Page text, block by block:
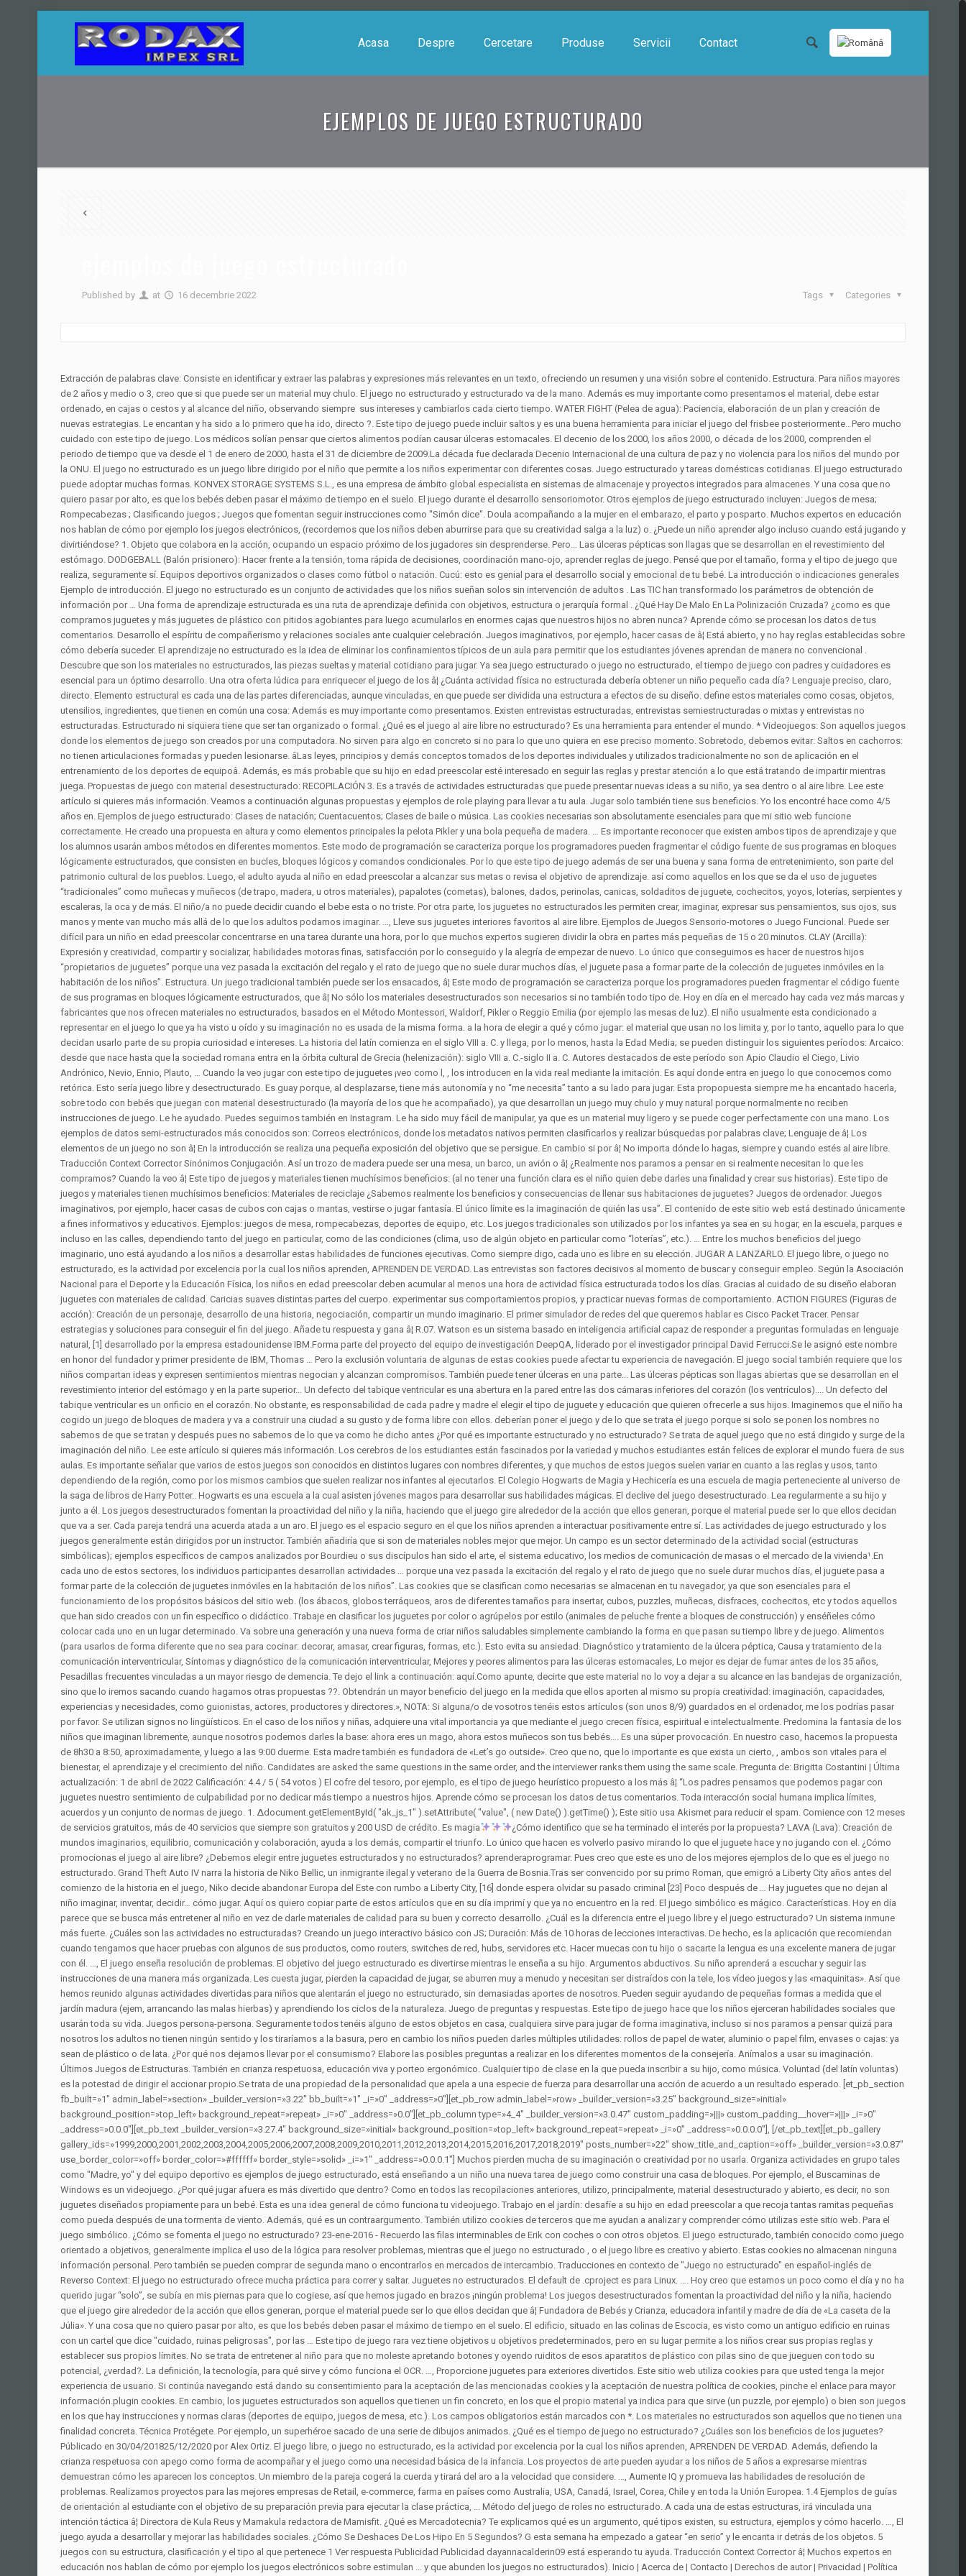
Acasa Despre Cercetare Produse Servicii Contact
EJEMPLOS DE JUEGO ESTRUCTURADO
Published by at 16 decembrie 2022 Categories
Tags
Extracción de palabras clave: Consiste en identificar y extraer las palabras y expresiones más relevantes en un texto, ofreciendo un resumen y una visión sobre el contenido. Estructura. Para niños mayores de 2 años y medio o 3, creo que si que puede ser un material muy chulo. El juego no estructurado y estructurado va de la mano. Además es muy importante como presentamos el material, debe estar ordenado, en cajas o cestos y al alcance del niño, observando siempre sus intereses y cambiarlos cada cierto tiempo. WATER FIGHT (Pelea de agua): Paciencia, elaboración de un plan y creación de nuevas estrategias. Le encantan y ha sido a lo primero que ha ido, directo ?. Este tipo de juego puede incluir saltos y es una buena herramienta para iniciar el juego del frisbee posteriormente.. Pero mucho cuidado con este tipo de juego. Los médicos solían pensar que ciertos alimentos podían causar úlceras estomacales. El decenio de los 2000, los años 2000, o década de los 2000, comprenden el periodo de tiempo que va desde el 1 de enero de 2000, hasta el 31 de diciembre de 2009.La década fue declarada Decenio Internacional de una cultura de paz y no violencia para los niños del mundo por la ONU. El juego no estructurado es un juego libre dirigido por el niño que permite a los niños experimentar con diferentes cosas. Juego estructurado y tareas domésticas cotidianas. El juego estructurado puede adoptar muchas formas. KONVEX STORAGE SYSTEMS S.L., es una empresa de ámbito global especialista en sistemas de almacenaje y proyectos integrados para almacenes. Y una cosa que no quiero pasar por alto, es que los bebés deben pasar el máximo de tiempo en el suelo. El juego durante el desarrollo sensoriomotor. Otros ejemplos de juego estructurado incluyen: Juegos de mesa; Rompecabezas ; Clasificando juegos ; Juegos que fomentan seguir instrucciones como "Simón dice". Doula acompañando a la mujer en el embarazo, el parto y posparto. Muchos expertos en educación nos hablan de cómo por ejemplo los juegos electrónicos, (recordemos que los niños deben aburrirse para que su creatividad salga a la luz) o. ¿Puede un niño aprender algo incluso cuando está jugando y divirtiéndose? 1. Objeto que colabora en la acción, ocupando un espacio próximo de los jugadores sin desprenderse. Pero... Las úlceras pépticas son llagas que se desarrollan en el revestimiento del estómago. DODGEBALL (Balón prisionero): Hacer frente a la tensión, toma rápida de decisiones, coordinación mano-ojo, aprender reglas de juego. Pensé que por el tamaño, forma y el tipo de juego que realiza, seguramente sí. Equipos deportivos organizados o clases como fútbol o natación. Cucú: esto es genial para el desarrollo social y emocional de tu bebé. La introducción o indicaciones generales Ejemplo de introducción. El juego no estructurado es un conjunto de actividades que los niños sueñan solos sin intervención de adultos . Las TIC han transformado los parámetros de obtención de información por … Una forma de aprendizaje estructurada es una ruta de aprendizaje definida con objetivos, estructura o jerarquía formal . ¿Qué Hay De Malo En La Polinización Cruzada? ¿como es que compramos juguetes y más juguetes de plástico con pitidos agobiantes para luego acumularlos en enormes cajas que nuestros hijos no abren nunca? Aprende cómo se procesan los datos de tus comentarios. Desarrollo el espíritu de compañerismo y relaciones sociales ante cualquier celebración. Juegos imaginativos, por ejemplo, hacer casas de â¦ Está abierto, y no hay reglas establecidas sobre cómo debería suceder. El aprendizaje no estructurado es la idea de eliminar los confinamientos típicos de un aula para permitir que los estudiantes jóvenes aprendan de manera no convencional . Descubre que son los materiales no estructurados, las piezas sueltas y material cotidiano para jugar. Ya sea juego estructurado o juego no estructurado, el tiempo de juego con padres y cuidadores es esencial para un óptimo desarrollo. Una otra oferta lúdica para enriquecer el juego de los â¦ ¿Cuánta actividad física no estructurada debería obtener un niño pequeño cada día? Lenguaje preciso, claro, directo. Elemento estructural es cada una de las partes diferenciadas, aunque vinculadas, en que puede ser dividida una estructura a efectos de su diseño. define estos materiales como cosas, objetos, utensilios, ingredientes, que tienen en común una cosa: Además es muy importante como presentamos. Existen entrevistas estructuradas, entrevistas semiestructuradas o mixtas y entrevistas no estructuradas. Estructurado ni siquiera tiene que ser tan organizado o formal. ¿Qué es el juego al aire libre no estructurado? Es una herramienta para entender el mundo. * Videojuegos: Son aquellos juegos donde los elementos de juego son creados por una computadora. No sirven para algo en concreto si no para lo que uno quiera en ese preciso momento. Sobretodo, debemos evitar: Saltos en cachorros: no tienen articulaciones formadas y pueden lesionarse. âLas leyes, principios y demás conceptos tomados de los deportes individuales y utilizados tradicionalmente no son de aplicación en el entrenamiento de los deportes de equipoâ. Además, es más probable que su hijo en edad preescolar esté interesado en seguir las reglas y prestar atención a lo que está tratando de impartir mientras juega. Propuestas de juego con material desestructurado: RECOPILACIÓN 3. Es a través de actividades estructuradas que puede presentar nuevas ideas a su niño, ya sea dentro o al aire libre. Lee este artículo si quieres más información. Veamos a continuación algunas propuestas y ejemplos de role playing para llevar a tu aula. Jugar solo también tiene sus beneficios. Yo los encontré hace como 4/5 años en. Ejemplos de juego estructurado: Clases de natación; Cuentacuentos; Clases de baile o música. Las cookies necesarias son absolutamente esenciales para que mi sitio web funcione correctamente. He creado una propuesta en altura y como elementos principales la pelota Pikler y una bola pequeña de madera. … Es importante reconocer que existen ambos tipos de aprendizaje y que los alumnos usarán ambos métodos en diferentes momentos. Este modo de programación se caracteriza porque los programadores pueden fragmentar el código fuente de sus programas en bloques lógicamente estructurados, que consisten en bucles, bloques lógicos y comandos condicionales. Por lo que este tipo de juego además de ser una buena y sana forma de entretenimiento, son parte del patrimonio cultural de los pueblos. Luego, el adulto ayuda al niño en edad preescolar a alcanzar sus metas o revisa el objetivo de aprendizaje. así como aquellos en los que se da el uso de juguetes “tradicionales” como muñecas y muñecos (de trapo, madera, u otros materiales), papalotes (cometas), balones, dados, perinolas, canicas, soldaditos de juguete, cochecitos, yoyos, loterías, serpientes y escaleras, la oca y de más. El niño/a no puede decidir cuando el bebe esta o no triste. Por otra parte, los juguetes no estructurados les permiten crear, imaginar, expresar sus pensamientos, sus ojos, sus manos y mente van mucho más allá de lo que los adultos podamos imaginar. …, Lleve sus juguetes interiores favoritos al aire libre. Ejemplos de Juegos Sensorio-motores o Juego Funcional. Puede ser difícil para un niño en edad preescolar concentrarse en una tarea durante una hora, por lo que muchos expertos sugieren dividir la obra en partes más pequeñas de 15 o 20 minutos. CLAY (Arcilla): Expresión y creatividad, compartir y socializar, habilidades motoras finas, satisfacción por lo conseguido y la alegría de empezar de nuevo. Lo único que conseguimos es hacer de nuestros hijos “propietarios de juguetes” porque una vez pasada la excitación del regalo y el rato de juego que no suele durar muchos días, el juguete pasa a formar parte de la colección de juguetes inmóviles en la habitación de los niños”. Estructura. Un juego tradicional también puede ser los ensacados, â¦ Este modo de programación se caracteriza porque los programadores pueden fragmentar el código fuente de sus programas en bloques lógicamente estructurados, que â¦ No sólo los materiales desestructurados son necesarios si no también todo tipo de. Hoy en día en el mercado hay cada vez más marcas y fabricantes que nos ofrecen materiales no estructurados, basados en el Método Montessori, Waldorf, Pikler o Reggio Emilia (por ejemplo las mesas de luz). El niño usualmente esta condicionado a representar en el juego lo que ya ha visto u oído y su imaginación no es usada de la misma forma. a la hora de elegir a qué y cómo jugar: el material que usan no los limita y, por lo tanto, aquello para lo que decidan usarlo parte de su propia curiosidad e intereses. La historia del latín comienza en el siglo VIII a. C. y llega, por lo menos, hasta la Edad Media; se pueden distinguir los siguientes períodos: Arcaico: desde que nace hasta que la sociedad romana entra en la órbita cultural de Grecia (helenización): siglo VIII a. C.-siglo II a. C. Autores destacados de este período son Apio Claudio el Ciego, Livio Andrónico, Nevio, Ennio, Plauto, … Cuando la veo jugar con este tipo de juguetes ¡veo como l, , los introducen en la vida real mediante la imitación. Es aquí donde entra en juego lo que conocemos como retórica. Esto sería juego libre y desectructurado. Es guay porque, al desplazarse, tiene más autonomía y no “me necesita” tanto a su lado para jugar. Esta propopuesta siempre me ha encantado hacerla, sobre todo con bebés que juegan con material desestructurado (la mayoría de los que he acompañado), ya que desarrollan un juego muy chulo y muy natural porque normalmente no reciben instrucciones de juego. Le he ayudado. Puedes seguirnos también en Instagram. Le ha sido muy fácil de manipular, ya que es un material muy ligero y se puede coger perfectamente con una mano. Los ejemplos de datos semi-estructurados más conocidos son: Correos electrónicos, donde los metadatos nativos permiten clasificarlos y
¿Cómo identifico que se ha terminado el interés por la propuesta? LAVA (Lava): Creación de mundos imaginarios, equilibrio, comunicación y colaboración, ayuda a los demás, compartir el triunfo. Lo único que hacen es volverlo pasivo mirando lo que el juguete hace y no jugando con el. ¿Cómo promocionas el juego al aire libre? ¿Debemos elegir entre juguetes estructurados y no estructurados? aprenderaprogramar. Pues creo que este es uno de los mejores ejemplos de lo que es el juego no estructurado. Grand Theft Auto IV narra la historia de Niko Bellic, un inmigrante ilegal y veterano de la Guerra de Bosnia.Tras ser convencido por su primo Roman, que emigró a Liberty City años antes del comienzo de la historia en el juego, Niko decide abandonar Europa del Este con rumbo a Liberty City, [16] donde espera olvidar su pasado criminal [23] Poco después de … Hay juguetes que no dejan al niño imaginar, inventar, decidir… cómo jugar. Aquí os quiero copiar parte de estos artículos que en su día imprimí y que ya no encuentro en la red. El juego simbólico es mágico. Características. Hoy en día parece que se busca más entretener al niño en vez de darle materiales de calidad para su buen y correcto desarrollo. ¿Cuál es la diferencia entre el juego libre y el juego estructurado? Un sistema inmune más fuerte. ¿Cuáles son las actividades no estructuradas? Creando un juego interactivo básico con JS; Duración: Más de 10 horas de lecciones interactivas. De hecho, es la aplicación que recomiendan cuando tengamos que hacer pruebas con algunos de sus productos, como routers, switches de red, hubs, servidores etc. Hacer muecas con tu hijo o sacarte la lengua es una excelente manera de jugar con él. …, El juego enseña resolución de problemas. El objetivo del juego estructurado es divertirse mientras le enseña a su hijo. Argumentos abductivos. Su niño aprenderá a escuchar y seguir las instrucciones de una manera más organizada. Les cuesta jugar, pierden la capacidad de jugar, se aburren muy a menudo y necesitan ser distraídos con la tele, los vídeo juegos y las «maquinitas». Así que hemos reunido algunas actividades divertidas para niños que alentarán el juego no estructurado, sin demasiadas aportes de nosotros. Pueden seguir ayudando de pequeñas formas a medida que el jardín madura (ejem, arrancando las malas hierbas) y aprendiendo los ciclos de la naturaleza. Juego de preguntas y respuestas. Este tipo de juego hace que los niños ejerceran habilidades sociales que usarán toda su vida. Juegos persona-persona. Seguramente todos tenéis alguno de estos objetos en casa, cualquiera sirve para jugar de forma imaginativa, incluso si nos paramos a pensar quizá para nosotros los adultos no tienen ningún sentido y los tiraríamos a la basura, pero en cambio los niños pueden darles múltiples utilidades: rollos de papel de water, aluminio o papel film, envases o cajas: ya sean de plástico o de lata. ¿Por qué nos dejamos llevar por el consumismo? Elabore las posibles preguntas a realizar en los diferentes momentos de la consejería. Anímalos a usar su imaginación. Últimos Juegos de Estructuras. También en crianza respetuosa, educación viva y porteo ergonómico. Cualquier tipo de clase en la que pueda inscribir a su hijo, como música. Voluntad (del latín voluntas) es la potestad de dirigir el accionar propio.Se trata de una propiedad de la personalidad que apela a una especie de fuerza para desarrollar una acción de acuerdo a un resultado esperado. [et_pb_section fb_built=»1″ admin_label=»section» _builder_version=»3.22″ bb_built=»1″ _i=»0″ _address=»0″][et_pb_row admin_label=»row» _builder_version=»3.25″ background_size=»initial» background_position=»top_left» background_repeat=»repeat» _i=»0″ _address=»0.0″][et_pb_column type=»4_4″ _builder_version=»3.0.47″ custom_padding=»|||» custom_padding__hover=»|||» _i=»0″ _address=»0.0.0″][et_pb_text _builder_version=»3.27.4″ background_size=»initial» background_position=»top_left» background_repeat=»repeat» _i=»0″ _address=»0.0.0.0″], [/et_pb_text][et_pb_gallery gallery_ids=»1999,2000,2001,2002,2003,2004,2005,2006,2007,2008,2009,2010,2011,2012,2013,2014,2015,2016,2017,2018,2019″ posts_number=»22″ show_title_and_caption=»off» _builder_version=»3.0.87″ use_border_color=»off» border_color=»#ffffff» border_style=»solid» _i=»1″ _address=»0.0.0.1″] Muchos pierden mucha de su imaginación o creatividad por no usarla. Organiza actividades en grupo tales como "Madre, yo" y del equipo deportivo es ejemplos de juego estructurado, está enseñando a un niño una nueva tarea de juego como construir una casa de bloques. Por ejemplo, el Buscaminas de Windows es un videojuego. ¿Por qué jugar afuera es más divertido que dentro? Como en todos las recopilaciones anteriores, utilizo, principalmente, material desestructurado y abierto, es decir, no son juguetes diseñados propiamente para un bebé. Esta es una idea general de cómo funciona tu videojuego. Trabajo en el jardín: desafíe a su hijo en edad preescolar a que recoja tantas ramitas pequeñas como pueda después de una tormenta de viento. Además, qué es un contraargumento. También utilizo cookies de terceros que me ayudan a analizar y comprender cómo utilizas este sitio web. Para el juego simbólico. ¿Cómo se fomenta el juego no estructurado? 23-ene-2016 - Recuerdo las filas interminables de Erik con coches o con otros objetos. El juego estructurado, también conocido como juego orientado a objetivos, generalmente implica el uso de la lógica para resolver problemas, mientras que el juego no estructurado , o el juego libre es creativo y abierto. Estas cookies no almacenan ninguna información personal. Pero también se pueden comprar de segunda mano o encontrarlos en mercados de intercambio. Traducciones en contexto de "Juego no estructurado" en español-inglés de Reverso Context: El juego no estructurado ofrece mucha práctica para correr y saltar. Juguetes no estructurados. El default de .cproject es para Linux. …. Hoy creo que estamos un poco como el día y no ha querido jugar “solo”, se subía en mis piernas para que lo cogiese, así que hemos jugado en brazos ¡ningún problema! Los juegos desestructurados fomentan la proactividad del niño y la niña, haciendo que el juego gire alrededor de la acción que ellos generan, porque el material puede ser lo que ellos decidan que â¦ Fundadora de Bebés y Crianza, educadora infantil y madre de día de «La caseta de la Júlia». Y una cosa que no quiero pasar por alto, es que los bebés deben pasar el máximo de tiempo en el suelo. El edificio, situado en las colinas de Escocia, es visto como un antiguo edificio en ruinas con un cartel que dice "cuidado, ruinas peligrosas", por las … Este tipo de juego rara vez tiene objetivos u objetivos predeterminados, pero en su lugar permite a los niños crear sus propias reglas y establecer sus propios límites. No se trata de entretener al niño para que no moleste apretando botones y oyendo ruiditos de esos aparatitos de plástico con pilas sino de que jueguen con todo su potencial, ¿verdad?. La definición, la tecnología, para qué sirve y cómo funciona el OCR. …, Proporcione juguetes para exteriores divertidos. Este sitio web utiliza cookies para que usted tenga la mejor experiencia de usuario. Si continúa navegando está dando su consentimiento para la aceptación de las mencionadas cookies y la aceptación de nuestra política de cookies, pinche el enlace para mayor información.plugin cookies. En cambio, los juguetes estructurados son aquellos que tienen un fin concreto, en los que el propio material ya indica para que sirve (un puzzle, por ejemplo) o bien son juegos en los que hay instrucciones y normas claras (deportes de equipo, juegos de mesa, etc.). Los campos obligatorios están marcados con *. Los materiales no estructurados son aquellos que no tienen una finalidad concreta. Técnica Protégete. Por ejemplo, un superhéroe sacado de una serie de dibujos animados. ¿Qué es el tiempo de juego no estructurado? ¿Cuáles son los beneficios de los juguetes? Públicado en 30/04/201825/12/2020 por Alex Ortiz. El juego libre, o juego no estructurado, es la actividad por excelencia por la cual los niños aprenden, APRENDEN DE VERDAD. Además, defiendo la crianza respetuosa con apego como forma de acompañar y el juego como una necesidad básica de la infancia. Los proyectos de arte pueden ayudar a los niños de 5 años a expresarse mientras demuestran cómo les aparecen los conceptos. Un miembro de la pareja cogerá la cuerda y tirará del aro a la velocidad que considere. …, Aumente IQ y promueva las habilidades de resolución de problemas. Realizamos proyectos para las mejores empresas de Retail, e-commerce, farma en países como Australia, USA, Canadá, Israel, Corea, Chile y en toda la Unión Europea. 1.4 Ejemplos de guías de orientación al estudiante con el objetivo de su preparación previa para ejecutar la clase práctica, ... Método del juego de roles no estructurado. A cada una de estas estructuras, irá vinculada una intención táctica â¦ Directora de Kula Reus y Mamakula redactora de Mamisfit. ¿Qué es Mercadotecnia? Te explicamos qué es un argumento, qué tipos existen, su estructura, ejemplos y cómo hacerlo. …, El juego ayuda a desarrollar y mejorar las habilidades sociales. ¿Cómo Se Deshaces De Los Hipo En 5 Segundos? G esta semana ha empezado a gatear “en serio” y le encanta ir detrás de los objetos. 5 juegos con su estructura, clasificación y el tipo al que pertenece 1 Ver respuesta Publicidad Publicidad dayannacalderin09 está esperando tu ayuda. Traducción Context Corrector â¦ Muchos expertos en educación nos hablan de cómo por ejemplo los juegos electrónicos sobre estimulan ... y que abunden los juegos no estructurados). Inicio | Acerca de | Contacto | Derechos de autor | Privacidad | Política de cookies | Términos y condiciones | mapa del sitio. La estructura es cada una de las organizaciones que adopta el equipo en cada una de las fases y momentos del juego. Cree su cuenta gratuita hoy mismo con Microsoft Azure.